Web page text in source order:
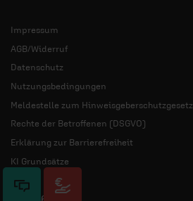
Impressum
AGB/Widerruf
Datenschutz
Nutzungsbedingungen
Meldestelle zum Hinweisgeberschutzgesetz
Rechte der Betroffenen (DSGVO)
Erklärung zur Barrierefreiheit
KI Grundsätze